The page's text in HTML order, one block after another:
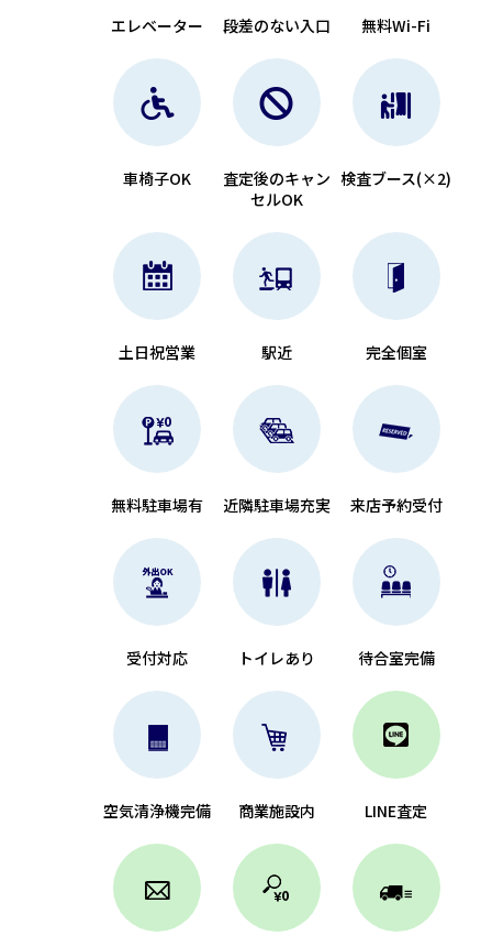
エレベーター 段差のない入口 無料Wi-Fi
車椅子OK
査定後のキャン
セルOK
検査ブース(×2)
土日祝営業 駅近 完全個室
無料駐車場有 近隣駐車場充実 来店予約受付
受付対応 トイレあり 待合室完備
空気清浄機完備 商業施設内 LINE査定